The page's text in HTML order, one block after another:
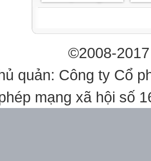
2
2
©2008-
quản: Công ty Cổ
mạng xã hội số